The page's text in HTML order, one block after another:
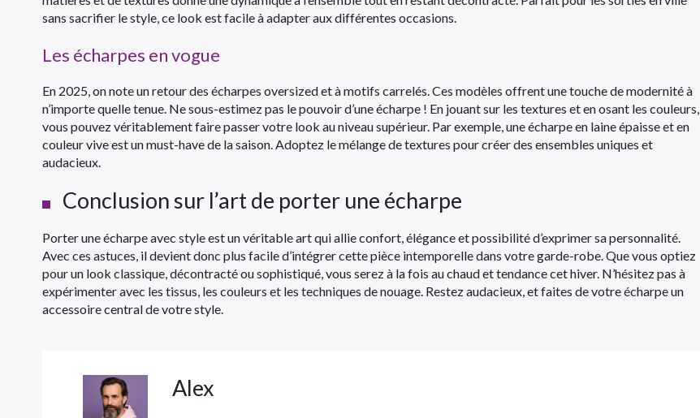
sans sacrifier le style, ce look est facile à adapter aux différentes occasions.
Les écharpes en vogue
En 2025, on note un retour des écharpes oversized et à motifs carrelés. Ces modèles offrent une touche de modernité à
n’importe quelle tenue. Ne sous-estimez pas le pouvoir d’une écharpe ! En jouant sur les textures et en osant les couleurs,
vous pouvez véritablement faire passer votre look au niveau supérieur. Par exemple, une écharpe en laine épaisse et en
couleur vive est un must-have de la saison. Adoptez le mélange de textures pour créer des ensembles uniques et
audacieux.
Conclusion sur l’art de porter une écharpe
Porter une écharpe avec style est un véritable art qui allie confort, élégance et possibilité d’exprimer sa personnalité.
Avec ces astuces, il devient donc plus facile d’intégrer cette pièce intemporelle dans votre garde-robe. Que vous optiez
pour un look classique, décontracté ou sophistiqué, vous serez à la fois au chaud et tendance cet hiver. N’hésitez pas à
expérimenter avec les tissus, les couleurs et les techniques de nouage. Restez audacieux, et faites de votre écharpe un
accessoire central de votre style.
Alex